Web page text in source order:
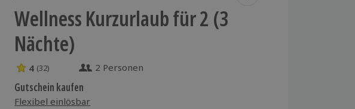
Wellness Kurzurlaub für 2 (3
Nächte)
4 Sterne von 5 aus 32 Bewertungen
4 (32) 2 Personen
Gutschein kaufen
Flexibel einlösbar